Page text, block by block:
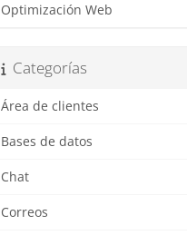
Optimización Web
Categorías
Área de clientes
Bases de datos
Chat
Correos